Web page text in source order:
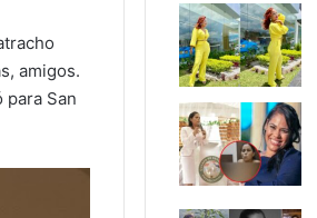
amigos.
San